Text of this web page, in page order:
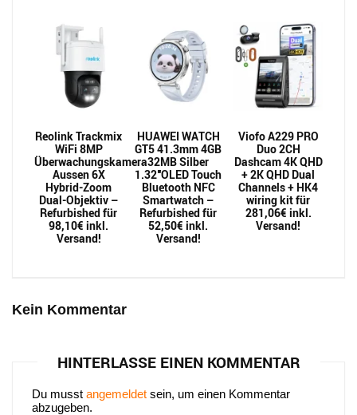
Reolink Trackmix
WiFi 8MP
Überwachungskamera
Aussen 6X
Hybrid-Zoom
Dual-Objektiv –
Refurbished für
98,10€ inkl.
Versand!
HUAWEI WATCH
GT5 41.3mm 4GB
32MB Silber
1.32″OLED Touch
Bluetooth NFC
Smartwatch –
Refurbished für
52,50€ inkl.
Versand!
Viofo A229 PRO
Duo 2CH
Dashcam 4K QHD
+ 2K QHD Dual
Channels + HK4
wiring kit für
281,06€ inkl.
Versand!
Kein Kommentar
HINTERLASSE EINEN KOMMENTAR
Du musst angemeldet sein, um einen Kommentar
abzugeben.